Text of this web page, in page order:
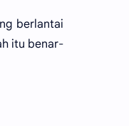
berlantai
itu benar-